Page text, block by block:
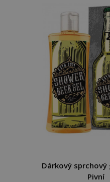
Dárkový sprchový
Pivní